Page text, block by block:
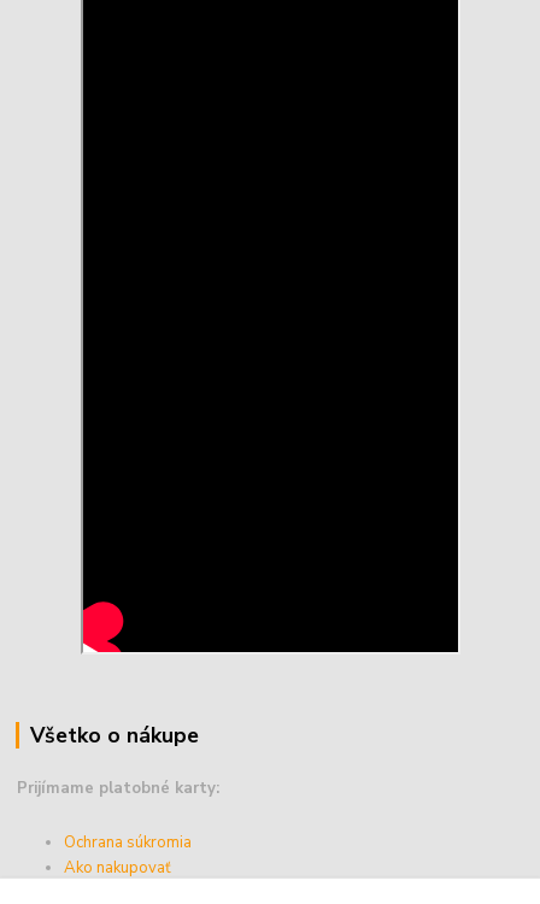
Všetko o nákupe
Prijímame platobné karty:
Ochrana súkromia
Ako nakupovať